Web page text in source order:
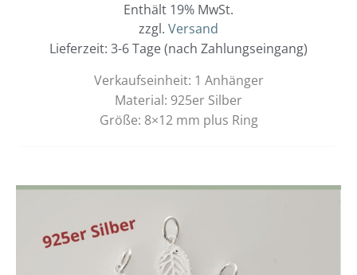
Enthält 19% MwSt.
zzgl. Versand
Lieferzeit: 3-6 Tage (nach Zahlungseingang)
Verkaufseinheit: 1 Anhänger
Material: 925er Silber
Größe: 8×12 mm plus Ring